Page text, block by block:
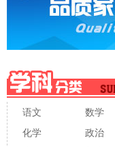
语文 数学
化学
政治